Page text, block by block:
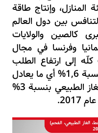
المنازل، وإنتاج طاقة
بين دول العالم
كالصين والولايات
وفرنسا في مجال
إلى ارتفاع الطلب
1,6 % أي ما يعادل
الطبيعي بنسبة 3
%
2017
.